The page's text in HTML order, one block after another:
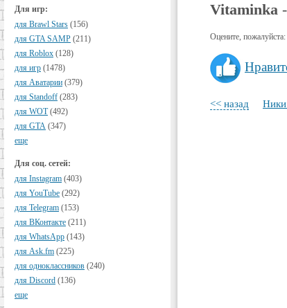
Для игр:
для Brawl Stars (156)
для GTA SAMP (211)
для Roblox (128)
для игр (1478)
для Аватарии (379)
для Standoff (283)
для WOT (492)
для GTA (347)
еще
Для соц. сетей:
для Instagram (403)
для YouTube (292)
для Telegram (153)
для ВКонтакте (211)
для WhatsApp (143)
для Ask.fm (225)
для одноклассников (240)
для Discord (136)
еще
Vitaminka
Оцените, пожалуйста:
<< назад